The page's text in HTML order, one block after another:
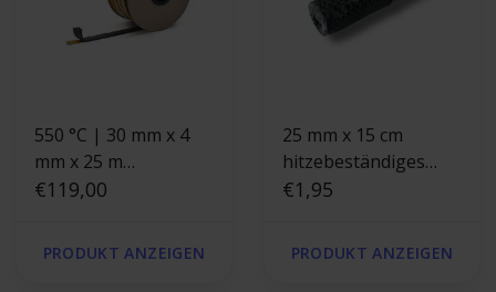
550 °C | 30 mm x 4
mm x 25 m
Hitzebeständige
€119,00
PRODUKT ANZEIGEN
25 mm x 15 cm
hitzebeständiges
Endband
€1,95
PRODUKT ANZEIGEN